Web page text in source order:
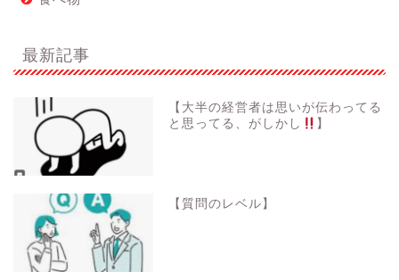
最新記事
【大半の経営者は思いが伝わってる
と思ってる、がしかし
】
【質問のレベル】